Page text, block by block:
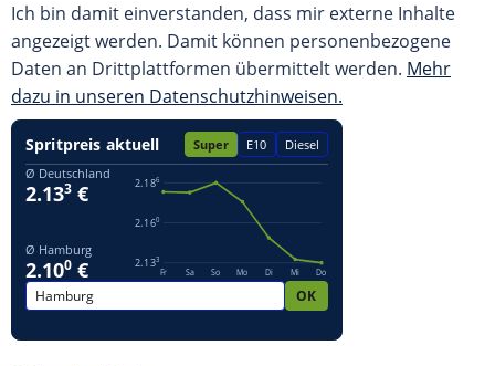
Ich bin damit einverstanden, dass mir externe Inhalte
angezeigt werden. Damit können personenbezogene
Daten an Drittplattformen übermittelt werden. Mehr
dazu in unseren Datenschutzhinweisen.